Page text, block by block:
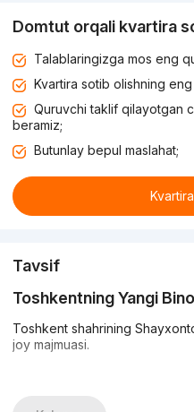
Domtut orqali kvartira
Talablaringizga mos eng
Kvartira sotib olishning
Quruvchi taklif qilayotgan
beramiz;
Butunlay bepul maslahat;
Tavsif
Toshkentning Yangi
Toshkent shahrining
joy majmuasi.